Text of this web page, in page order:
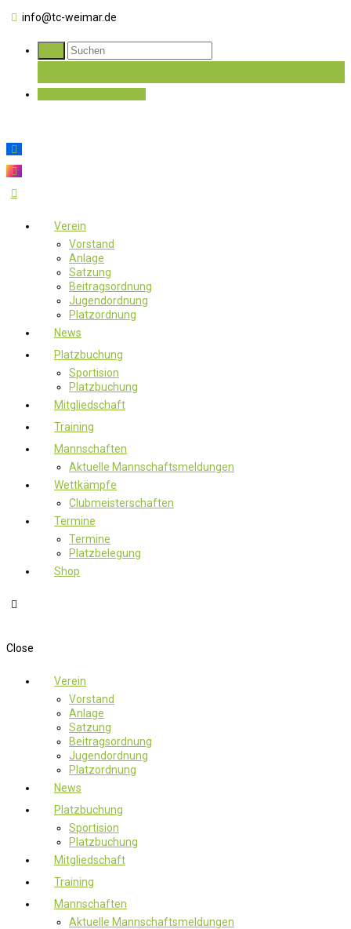
info@tc-weimar.de
Verein
Vorstand
Anlage
Satzung
Beitragsordnung
Jugendordnung
Platzordnung
News
Platzbuchung
Sportision
Platzbuchung
Mitgliedschaft
Training
Mannschaften
Aktuelle Mannschaftsmeldungen
Wettkämpfe
Clubmeisterschaften
Termine
Termine
Platzbelegung
Shop
Close
Verein
Vorstand
Anlage
Satzung
Beitragsordnung
Jugendordnung
Platzordnung
News
Platzbuchung
Sportision
Platzbuchung
Mitgliedschaft
Training
Mannschaften
Aktuelle Mannschaftsmeldungen